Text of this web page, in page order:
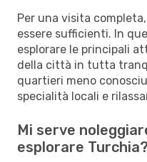
Per una visita
essere sufficienti. In
esplorare le principali
della città in tutta
quartieri meno
specialità locali e
Mi serve
esplorare Turchia?